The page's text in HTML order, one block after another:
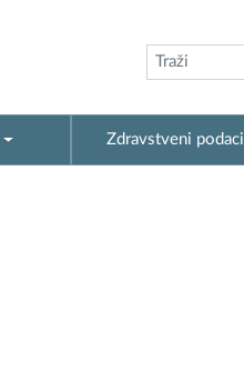
Zdravstveni podaci